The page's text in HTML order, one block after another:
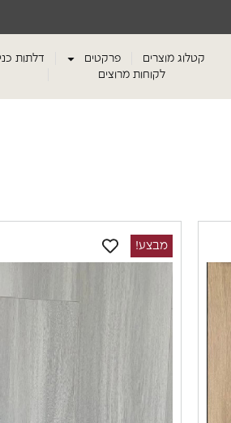
קטלוג מוצרים פרקטים דלתות
לקוחות מרוצים
מבצע!